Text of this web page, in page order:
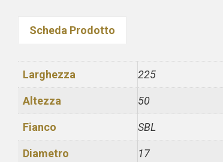
Scheda Prodotto
Larghezza 225
Altezza 50
Fianco SBL
Diametro 17